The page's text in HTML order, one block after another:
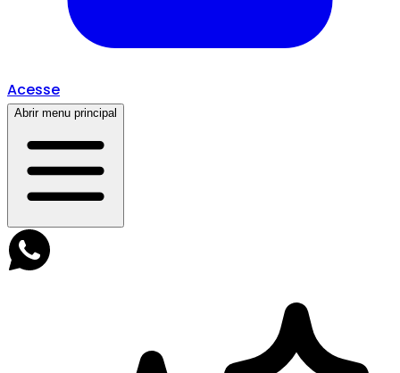
Acesse
Abrir menu principal